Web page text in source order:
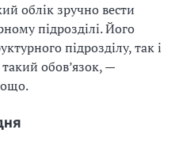
облік зручно вести
підрозділі. Його
підрозділу, так і
обов’язок, —